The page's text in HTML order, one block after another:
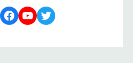
Facebook YouTube Twitter